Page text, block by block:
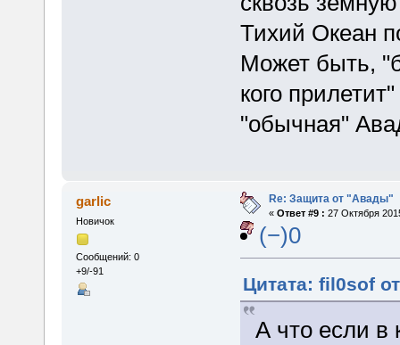
Тихий Океан
Может быть,
кого
"обычная"
garlic
Новичок
Сообщений: 0
+9/-91
Re: Защита от "Авады"
« Ответ #9 : 27 Октября
(−)0
Цитата: fil0sof
А что если в